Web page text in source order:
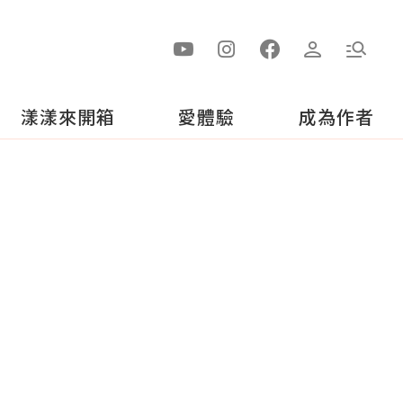
漾漾來開箱 愛體驗 成為作者